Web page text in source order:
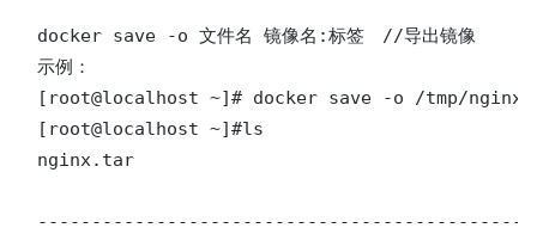
docker save -o 文件名 镜像名:标签	//导出镜像
示例：
[root@localhost ~]# docker save -o /tmp/
[root@localhost ~]#ls
nginx.tar